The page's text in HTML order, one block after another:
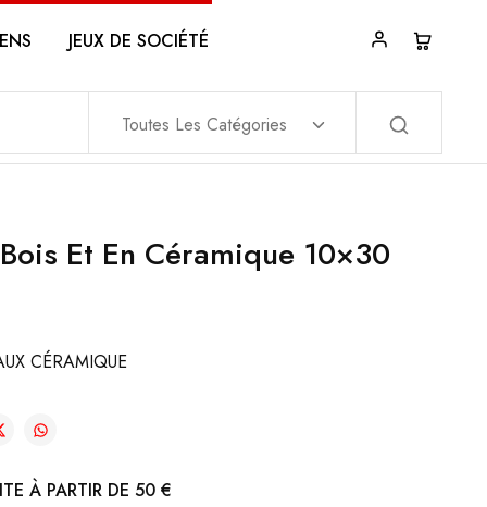
JEUX DE SOCIÉTÉ
Toutes Les Catégories
Et En Céramique 10×30
CÉRAMIQUE
À PARTIR DE 50 €